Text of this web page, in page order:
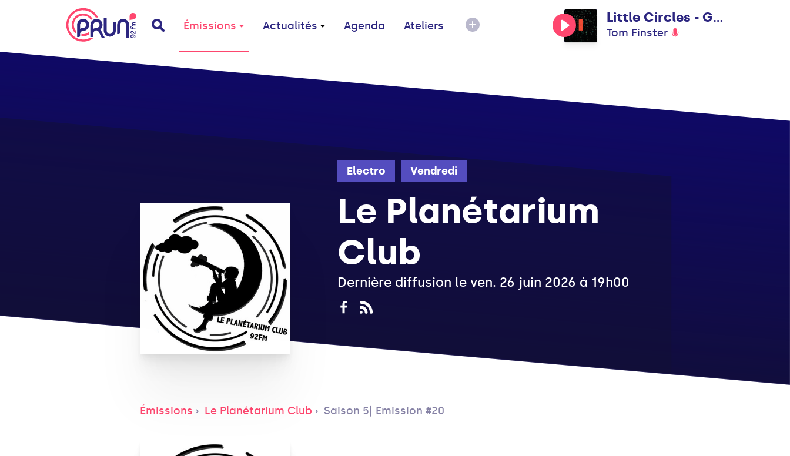
Émissions Actualités Agenda Ateliers
Little Circles - Gyrofield Aerobic Mix
Tom Finster
Electro Vendredi
Le Planétarium
Club
Dernière diffusion le ven. 26 juin 2026 à 19h00
Émissions Le Planétarium Club Saison 5| Emission #20